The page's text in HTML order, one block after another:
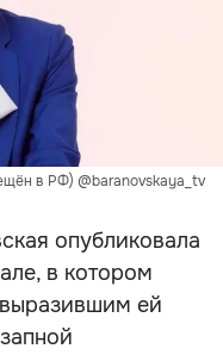
в РФ) @baranovskaya_tv
опубликовала
в котором
ей